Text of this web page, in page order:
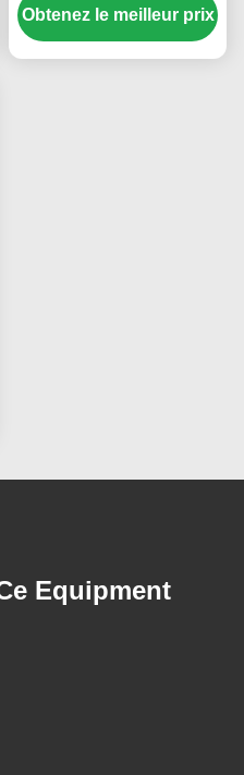
résistance à la traction,
la flexibilité et la
Obtenez le meilleur prix
Equipment